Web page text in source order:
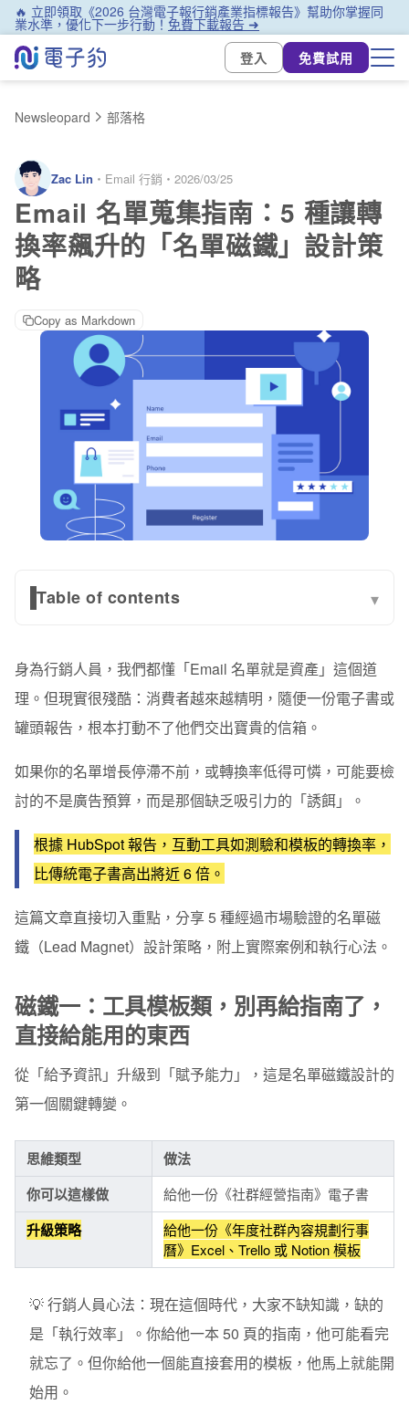
🔥 立即領取《2026 台灣電子報行銷產業指標報告》幫助你掌握同
業水準，優化下一步行動！免費下載報告 ➜
登入
免費試用
Newsleopard 部落格
Zac Lin ・ Email 行銷 ・ 2026/03/25
Email 名單蒐集指南：5 種讓轉
換率飆升的「名單磁鐵」設計策
略
Copy as Markdown
Table of contents ▾
磁鐵二：測驗評估類，讓他們玩測驗，數據自己就來了
磁鐵三：迷你課程和挑戰，把知識切片，每天餵一點
感覺
磁鐵五：試用包和折扣券，讓他們摸得到、吃得到
特別補充案例：ROI 計算器，轉換率最高的隱藏武器
實戰工具推薦：用一頁式表單網頁，把名單磁鐵變成收名
檢查清單：你的名單磁鐵及格了嗎？
身為行銷人員，我們都懂「Email 名單就是資產」這個道
理。但現實很殘酷：消費者越來越精明，隨便一份電子書或
罐頭報告，根本打動不了他們交出寶貴的信箱。
如果你的名單增長停滯不前，或轉換率低得可憐，可能要檢
討的不是廣告預算，而是那個缺乏吸引力的「誘餌」。
根據 HubSpot 報告，互動工具如測驗和模板的轉換率，
比傳統電子書高出將近 6 倍。
這篇文章直接切入重點，分享 5 種經過市場驗證的名單磁
鐵（Lead Magnet）設計策略 ，附上實際案例和執行心法。
磁鐵一：工具模板類，別再給指南了，
直接給能用的東西
從「給予資訊」升級到「賦予能力」，這是名單磁鐵設計的
第一個關鍵轉變。
思維類型
做法
你可以這樣做
給他一份《社群經營指南》電子書
升級策略
給他一份《年度社群內容規劃行事
曆》Excel、Trello 或 Notion 模板
💡 行銷人員心法： 現在這個時代，大家不缺知識，缺的
是「執行效率」。你給他一本 50 頁的指南，他可能看完
就忘了。但你給他一個能直接套用的模板，他馬上就能開
始用。